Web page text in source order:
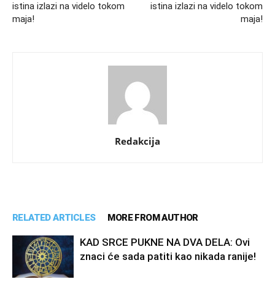
istina izlazi na videlo tokom
maja!
istina izlazi na videlo tokom
maja!
Redakcija
RELATED ARTICLES MORE FROM AUTHOR
KAD SRCE PUKNE NA DVA DELA: Ovi
znaci će sada patiti kao nikada ranije!